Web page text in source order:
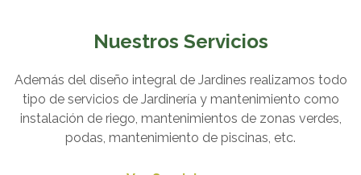
Nuestros Servicios
Además del diseño integral de Jardines realizamos todo
tipo de servicios de Jardinería y mantenimiento como
instalación de riego, mantenimientos de zonas verdes,
podas, mantenimiento de piscinas, etc.